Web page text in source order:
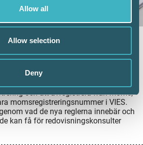
Allow all
Allow selection
Deny
hos Skatteverket – nya
1 juli
och att avregistrera från moms,
momsregistreringsnummer i VIES.
vad de nya reglerna innebär och
kan få för redovisningskonsulter